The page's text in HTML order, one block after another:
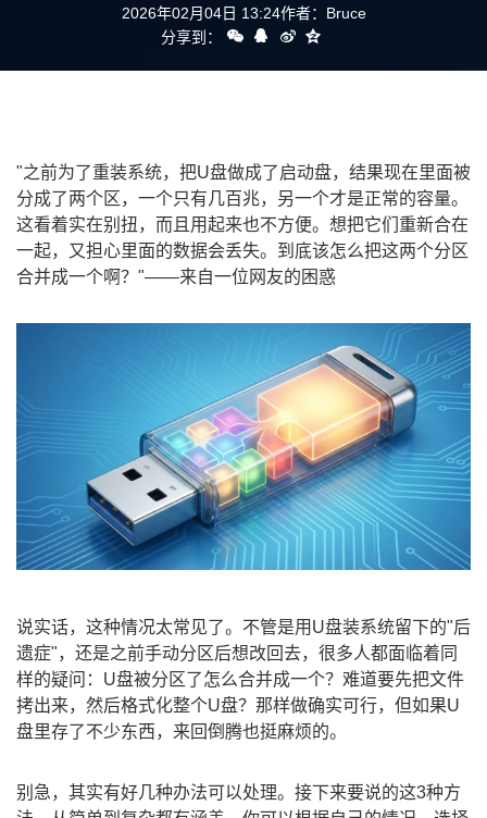
2026年02月04日 13:24作者： Bruce
分享到：
"之前为了重装系统，把U盘做成了启动盘，结果现在里面被
分成了两个区，一个只有几百兆，另一个才是正常的容量。
这看着实在别扭，而且用起来也不方便。想把它们重新合在
一起，又担心里面的数据会丢失。到底该怎么把这两个分区
合并成一个啊？"——来自一位网友的困惑
说实话，这种情况太常见了。不管是用U盘装系统留下的"后
遗症"，还是之前手动分区后想改回去，很多人都面临着同
样的疑问：U盘被分区了怎么合并成一个？难道要先把文件
拷出来，然后格式化整个U盘？那样做确实可行，但如果U
盘里存了不少东西，来回倒腾也挺麻烦的。
别急，其实有好几种办法可以处理。接下来要说的这3种方